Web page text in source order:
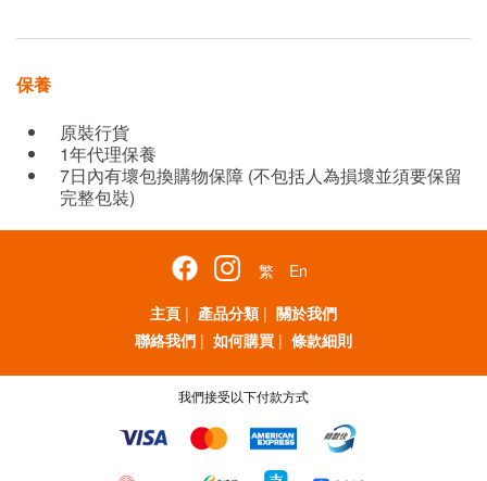
保養
原裝行貨
1年代理保養
7日內有壞包換購物保障 (不包括人為損壞並須要保留
完整包裝)
繁
En
主頁 | 產品分類 | 關於我們
聯絡我們 | 如何購買 | 條款細則
我們接受以下付款方式